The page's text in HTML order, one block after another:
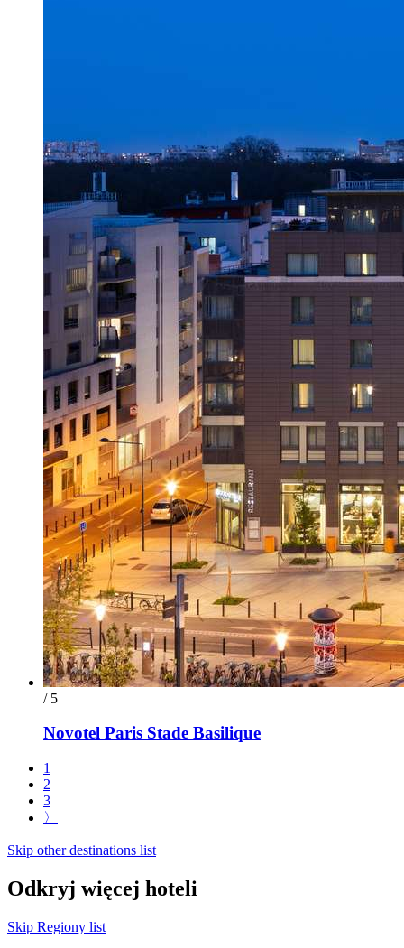
/ 5
Novotel Paris Stade Basilique
1
2
3
〉
Skip other destinations list
Odkryj więcej hoteli
Skip Regiony list